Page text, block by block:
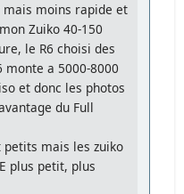
mais moins rapide et
Zuiko 40-150
le R6 choisi des
monte a 5000-8000
et donc les photos
du Full
petits mais les zuiko
plus petit, plus